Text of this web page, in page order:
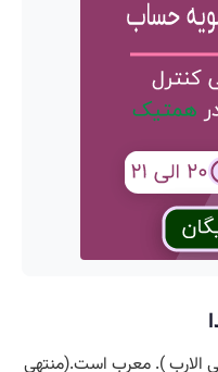
الارب ). معرب است.(منتهی